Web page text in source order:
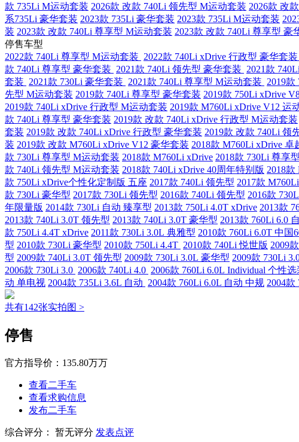
款 735Li M运动套装 2026款 改款 740Li 领先型 M运动套装 2026款 改
系735Li 豪华套装 2023款 735Li 豪华套装 2023款 735Li M运动套装
装 2023款 改款 740Li 尊享型 M运动套装 2023款 改款 740Li 尊享型 豪
停售车型
2022款 740Li 尊享型 M运动套装 2022款 740Li xDrive 行政型 豪华套装
款 740Li 尊享型 豪华套装 2021款 740Li 领先型 豪华套装 2021款
套装 2021款 730Li 豪华套装 2021款 740Li 尊享型 M运动套装 2019
先型 M运动套装 2019款 740Li 尊享型 豪华套装 2019款 750Li xDrive
2019款 740Li xDrive 行政型 M运动套装 2019款 M760Li xDrive V12 运
款 740Li 尊享型 豪华套装 2019款 改款 740Li xDrive 行政型 M运动套装
套装 2019款 改款 740Li xDrive 行政型 豪华套装 2019款 改款 740Li 领
装 2019款 改款 M760Li xDrive V12 豪华套装 2018款 M760Li xDrive 卓
款 730Li 尊享型 M运动套装 2018款 M760Li xDrive 2018款 730Li 尊享
款 740Li 领先型 M运动套装 2018款 740Li xDrive 40周年特别版 2018款
款 750Li xDrive个性化定制版 五座 2017款 740Li 领先型 2017款
款 730Li 豪华型 2017款 730Li 领先型 2016款 740Li 领先型 2016款
年限量版 2014款 730Li 自动 臻享型 2013款 750Li 4.0T xDrive 2013款
2013款 740Li 3.0T 领先型 2013款 740Li 3.0T 豪华型 2013款 760Li 6.0
款 750Li 4.4T xDrive 2011款 730Li 3.0L 典雅型 2010款 760Li 6.0T 中国
型 2010款 730Li 豪华型 2010款 750Li 4.4T 2010款 740Li 悦世版 2009
型 2009款 740Li 3.0T 领先型 2009款 730Li 3.0L 豪华型 2009款 730Li
2006款 730Li 3.0 2006款 740Li 4.0 2006款 760Li 6.0L Individual 个性选
动 单电视 2004款 735Li 3.6L 自动 2004款 760Li 6.0L 自动 中规 2004款
共有142张实拍图 >
停售
官方指导价： 135.80万万
查看二手车
查看求购信息
发布二手车
综合评分： 暂无评分 发表点评